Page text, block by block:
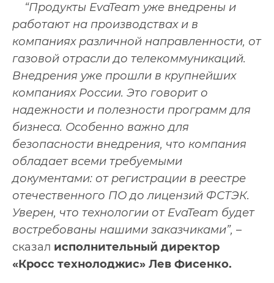
“Продукты EvaTeam уже внедрены и
работают на производствах и в
компаниях различной направленности, от
газовой отрасли до телекоммуникаций.
Внедрения уже прошли в крупнейших
компаниях России. Это говорит о
надежности и полезности программ для
бизнеса. Особенно важно для
безопасности внедрения, что компания
обладает всеми требуемыми
документами: от регистрации в реестре
отечественного ПО до лицензий ФСТЭК.
Уверен, что технологии от EvaTeam будет
востребованы нашими заказчиками”, –
сказал исполнительный директор
«Кросс технолоджис» Лев Фисенко.